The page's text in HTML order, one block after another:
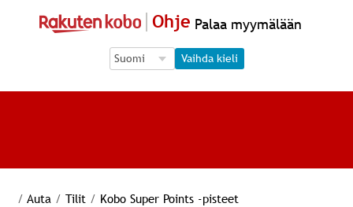
Ohje Palaa myymälään
Language Selection
Language Selection
Vaihda kieli
/ Auta / Tilit / Kobo Super Points -pisteet